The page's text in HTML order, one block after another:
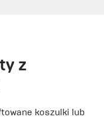
z
koszulki lub